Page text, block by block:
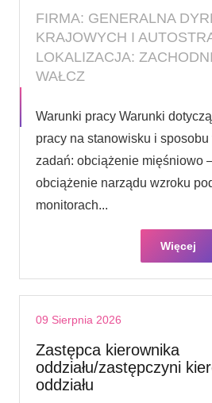
FIRMA: GENERALNA
KRAJOWYCH I
LOKALIZACJA:
WAŁCZ
Warunki pracy Warunki
pracy na stanowisku i
zadań: obciążenie mięśniowo
obciążenie narządu wzroku
monitorach...
Więcej
09 Sierpnia 2026
Zastępca kierownika
oddziału/zastępczyni
oddziału